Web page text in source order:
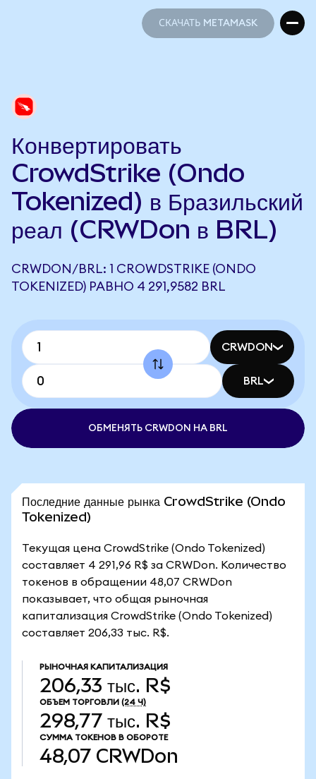
СКАЧАТЬ METAMASK
Конвертировать
CrowdStrike (Ondo
Tokenized) в Бразильский
реал (CRWDon в BRL)
CRWDON/BRL: 1 CROWDSTRIKE (ONDO
TOKENIZED) РАВНО 4 291,9582 BRL
CRWDON
BRL
ОБМЕНЯТЬ CRWDON НА BRL
Последние данные рынка CrowdStrike (Ondo
Tokenized)
Текущая цена CrowdStrike (Ondo Tokenized)
составляет 4 291,96 R$ за CRWDon. Количество
токенов в обращении 48,07 CRWDon
показывает, что общая рыночная
капитализация CrowdStrike (Ondo Tokenized)
составляет 206,33 тыс. R$.
РЫНОЧНАЯ КАПИТАЛИЗАЦИЯ
206,33 тыс. R$
ОБЪЕМ ТОРГОВЛИ (24 Ч)
298,77 тыс. R$
СУММА ТОКЕНОВ В ОБОРОТЕ
48,07 CRWDon